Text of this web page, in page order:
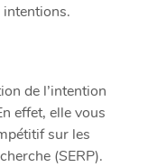
intentions.
de l’intention
effet, elle vous
sur les
(SERP).